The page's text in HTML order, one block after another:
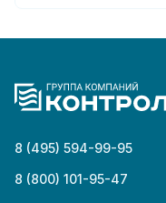
8 (495) 594-99-95
8 (800) 101-95-47